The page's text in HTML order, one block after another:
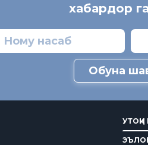
хабардор
Обуна